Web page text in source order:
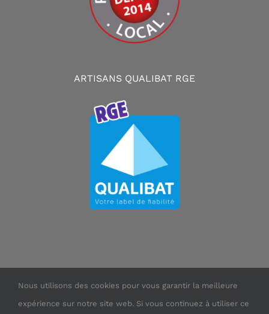
ARTISANS QUALIBAT RGE
Copyright © 2026 TCS Pose | Tout droits réservés
Nous utilisons des cookies pour vous garantir la meilleure
expérience sur notre site web. Si vous continuez à utiliser ce